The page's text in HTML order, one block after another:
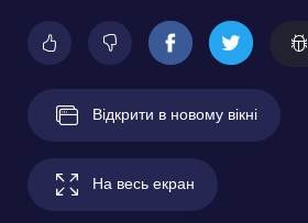
Відкрити в новому вікні
На весь екран